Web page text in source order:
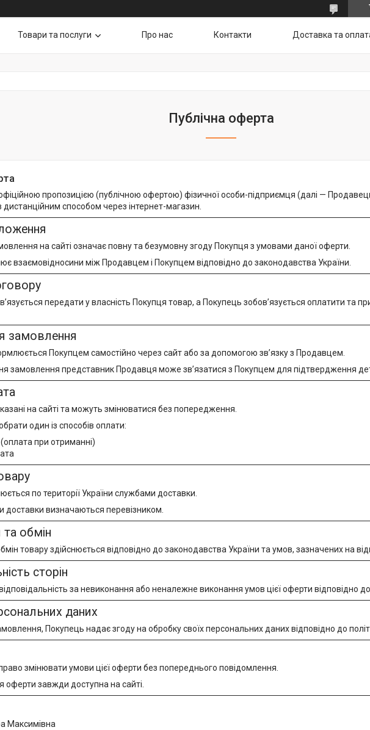
Товари та послуги Про нас Контакти Доставка та
Публічна оферта
пропозицією (публічною офертою) фізичної особи-підприємця (далі —
способом через інтернет-магазин.
на сайті означає повну та безумовну згоду Покупця з умовами даної оферти.
взаємовідносини між Продавцем і Покупцем відповідно до законодавства України.
передати у власність Покупця товар, а Покупець зобов’язується оплатити та
замовлення
Покупцем самостійно через сайт або за допомогою зв’язку з Продавцем.
замовлення представник Продавця може зв’язатися з Покупцем для підтвердження
на сайті та можуть змінюватися без попередження.
один із способів оплати:
при отриманні)
по території України службами доставки.
доставки визначаються перевізником.
обмін
товару здійснюється відповідно до законодавства України та умов, зазначених на
сторін
за невиконання або неналежне виконання умов цієї оферти відповідно
даних
Покупець надає згоду на обробку своїх персональних даних відповідно до
змінювати умови цієї оферти без попереднього повідомлення.
оферти завжди доступна на сайті.
Максимівна